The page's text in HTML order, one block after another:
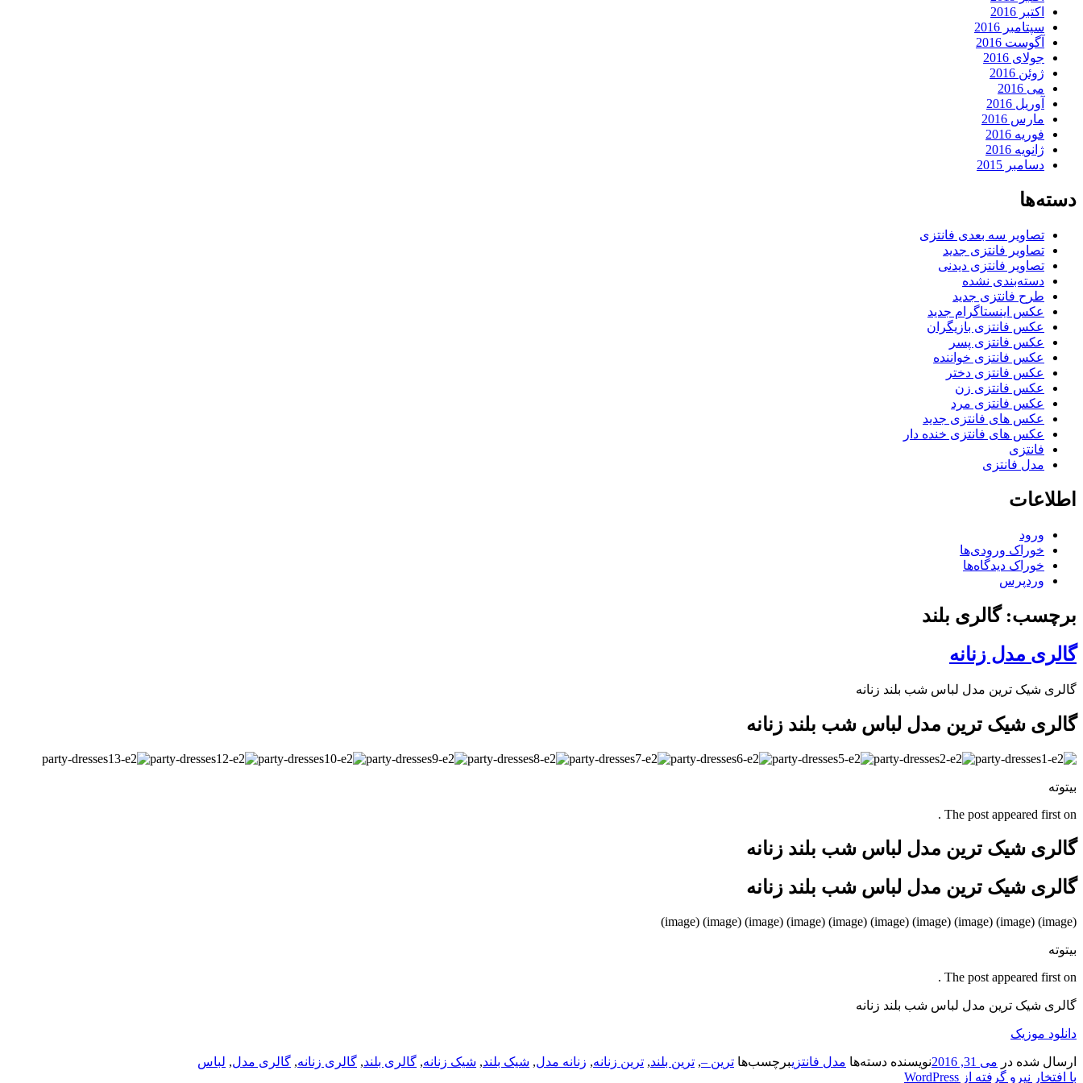
اکتبر 2016
سپتامبر 2016
آگوست 2016
جولای 2016
ژوئن 2016
می 2016
آوریل 2016
مارس 2016
فوریه 2016
ژانویه 2016
دسامبر 2015
دسته‌ها
تصاویر سه بعدی فانتزی
تصاویر فانتزی جدید
تصاویر فانتزی دیدنی
دسته‌بندی نشده
طرح فانتزی جدید
عکس اینستاگرام جدید
عکس فانتزی بازیگران
عکس فانتزی پسر
عکس فانتزی خواننده
عکس فانتزی دختر
عکس فانتزی زن
عکس فانتزی مرد
عکس های فانتزی جدید
عکس های فانتزی خنده دار
فانتزی
مدل فانتزی
اطلاعات
ورود
خوراک ورودی‌ها
خوراک دیدگاه‌ها
وردپرس
برچسب: گالری بلند
گالری مدل زنانه
گالری شیک ترین مدل لباس شب بلند زنانه
گالری شیک ترین مدل لباس شب بلند زنانه
بیتوته
The post appeared first on .
گالری شیک ترین مدل لباس شب بلند زنانه
گالری شیک ترین مدل لباس شب بلند زنانه
(image) (image) (image) (image) (image) (image) (image) (image) (image) (image)
بیتوته
The post appeared first on .
گالری شیک ترین مدل لباس شب بلند زنانه
دانلود موزیک
ارسال شده در می 31, 2016 نویسنده دسته‌ها مدل فانتزیبرچسب‌ها ترین –, ترین بلند, ترین زنانه, زنانه مدل, شیک بلند, شیک زنانه, گالری بلند, گالری زنانه, گالری مدل, لباس
با افتخار نیرو گرفته از WordPress